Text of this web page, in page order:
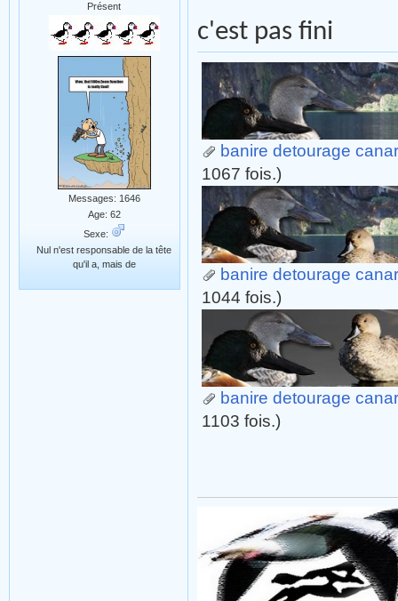
Présent
Messages: 1646
Age: 62
Sexe:
Nul n'est responsable de la tête
qu'il a, mais de
c'est pas fini
banire detourage
1067 fois.)
banire detourage
1044 fois.)
banire detourage
1103 fois.)